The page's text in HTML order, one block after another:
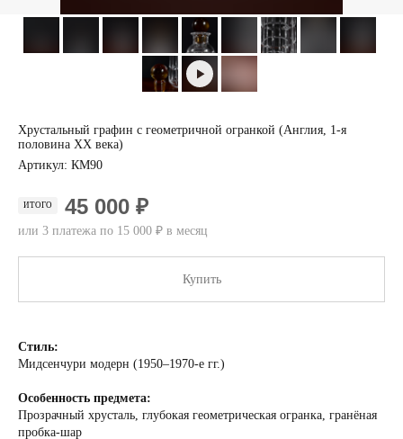
Хрустальный графин с геометричной огранкой (Англия, 1-я
половина XX века)
Артикул: КМ90
ИТОГО 45 000 ₽
или 3 платежа по 15 000 ₽ в месяц
Купить
Стиль:
Мидсенчури модерн (1950–1970-е гг.)
Особенность предмета:
Прозрачный хрусталь, глубокая геометрическая огранка, гранёная
пробка-шар